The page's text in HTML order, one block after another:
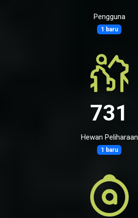
Pengguna
1 baru
731
Hewan Peliharaan
1 baru